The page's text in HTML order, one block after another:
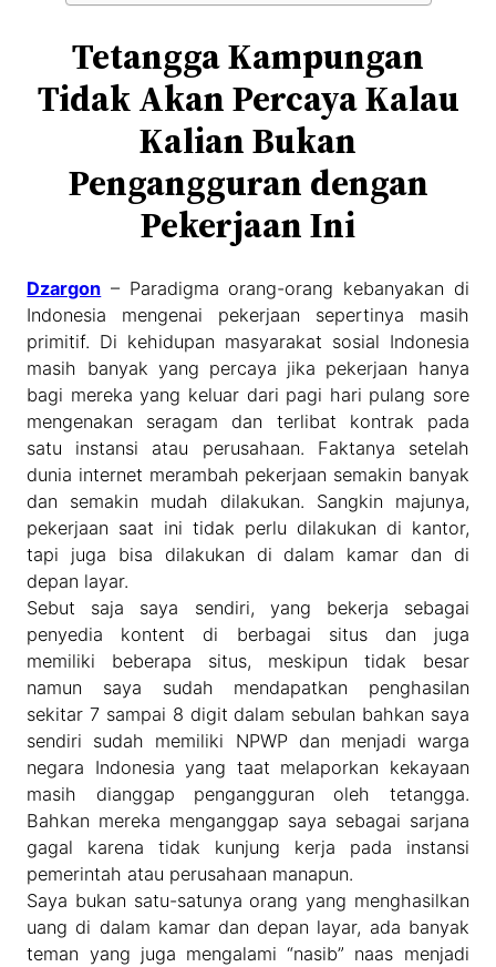
Tetangga Kampungan
Tidak Akan Percaya Kalau
Kalian Bukan
Pengangguran dengan
Pekerjaan Ini
Dzargon – Paradigma orang-orang kebanyakan di
Indonesia mengenai pekerjaan sepertinya masih
primitif. Di kehidupan masyarakat sosial Indonesia
masih banyak yang percaya jika pekerjaan hanya
bagi mereka yang keluar dari pagi hari pulang sore
mengenakan seragam dan terlibat kontrak pada
satu instansi atau perusahaan. Faktanya setelah
dunia internet merambah pekerjaan semakin banyak
dan semakin mudah dilakukan. Sangkin majunya,
pekerjaan saat ini tidak perlu dilakukan di kantor,
tapi juga bisa dilakukan di dalam kamar dan di
depan layar.
Sebut saja saya sendiri, yang bekerja sebagai
penyedia kontent di berbagai situs dan juga
memiliki beberapa situs, meskipun tidak besar
namun saya sudah mendapatkan penghasilan
sekitar 7 sampai 8 digit dalam sebulan bahkan saya
sendiri sudah memiliki NPWP dan menjadi warga
negara Indonesia yang taat melaporkan kekayaan
masih dianggap pengangguran oleh tetangga.
Bahkan mereka menganggap saya sebagai sarjana
gagal karena tidak kunjung kerja pada instansi
pemerintah atau perusahaan manapun.
Saya bukan satu-satunya orang yang menghasilkan
uang di dalam kamar dan depan layar, ada banyak
teman yang juga mengalami “nasib” naas menjadi